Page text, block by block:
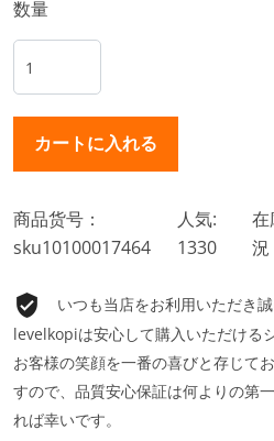
数量
商品货号：
sku10100017464
人気:
1330
在
況
いつも当店をお利用いただき
levelkopiは安心して購入いただける
お客様の笑顔を一番の喜びと存じて
すので、品質安心保証は何よりの第
れば幸いです。